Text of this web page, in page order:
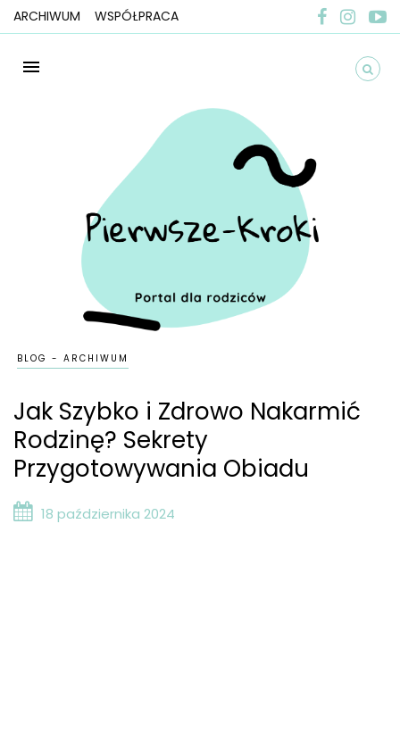
ARCHIWUM WSPÓŁPRACA
BLOG - ARCHIWUM
Jak Szybko i Zdrowo Nakarmić
Rodzinę? Sekrety
Przygotowywania Obiadu
18 października 2024